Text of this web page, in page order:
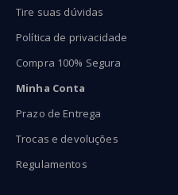
Tire suas dúvidas
Política de privacidade
Compra 100% Segura
Minha Conta
Prazo de Entrega
Trocas e devoluções
Regulamentos